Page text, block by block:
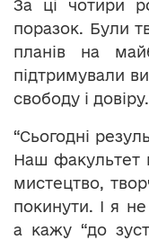
За ці чотири
поразок. Були
планів на
підтримували
свободу і довіру.
“Сьогодні
Наш факультет
мистецтво,
покинути. І я
а кажу “до